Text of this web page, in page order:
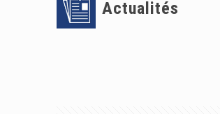
Actualités